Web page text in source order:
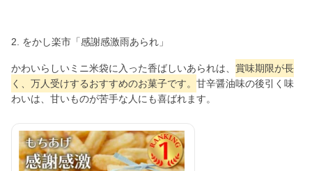
2. をかし楽市「感謝感激雨あられ」
かわいらしいミニ米袋に入った香ばしいあられは、 賞味期限が長
く、万人受けするおすすめのお菓子です。 甘辛醤油味の後引く味
わいは、甘いものが苦手な人にも喜ばれます。